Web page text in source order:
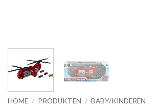
HOME / PRODUKTEN / BABY/KINDEREN